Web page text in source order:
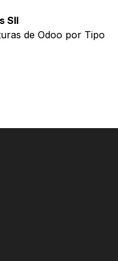
SII
de Odoo por Tipo